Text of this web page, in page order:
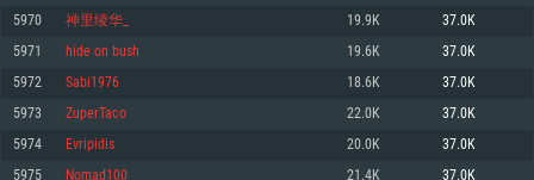
Memória: 4GB
Placa Gráfica: Placa com DirectX 11: AMD Radeon 77XX / NVIDIA GeForce
GTX 660. Resolução mínima suportada: 720p
Network: Internet de banda larga.
Disco: 23,1 GB
Memória: 6 GB
Placa Gráfica: Intel Iris Pro 5200 (Mac), equivalentes AMD/Nvidia para Mac.
Resolução mínima suportada: 720p com suporte Metal.
Network: Internet de banda larga.
Disco: 21,5 GB
Memória: 4 GB
Placa Gráfica: NVIDIA 660 com os drivers mais recentes (não mais de 6
meses) / equivalentes AMD com os drivers mais recentes com suporte
Vulkan (não mais de 6 meses); Resolução mínima suportada: 720p.
Network: Internet de banda larga.
Disco: 21,5 GB
5970 神里绫华_ 19.9K 37.0K
5971 hide on bush 19.6K 37.0K
5972 Sabi1976 18.6K 37.0K
5973 ZuperTaco 22.0K 37.0K
5974 Evripidis 20.0K 37.0K
5975 Nomad100 21.4K 37.0K